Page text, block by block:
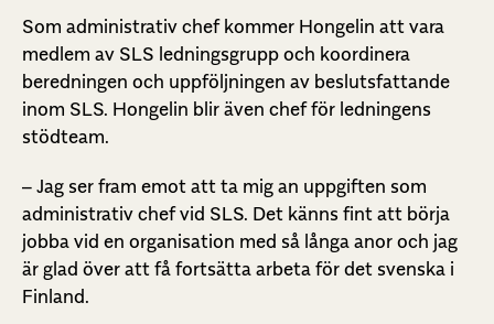
Som administrativ chef kommer Hongelin att vara
medlem av SLS ledningsgrupp och koordinera
beredningen och uppföljningen av beslutsfattande
inom SLS. Hongelin blir även chef för ledningens
stödteam.
– Jag ser fram emot att ta mig an uppgiften som
administrativ chef vid SLS. Det känns fint att börja
jobba vid en organisation med så långa anor och jag
är glad över att få fortsätta arbeta för det svenska i
Finland.